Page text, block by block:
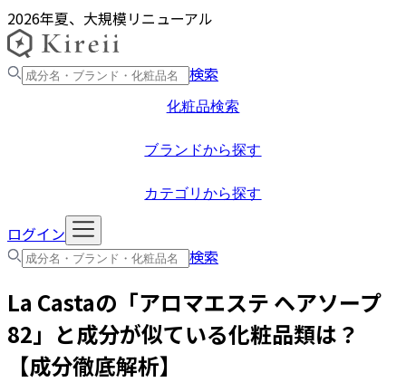
2026年夏、大規模リニューアル
検索
化粧品検索
ブランドから探す
カテゴリから探す
ログイン
検索
La Castaの「アロマエステ ヘアソープ
82 」と成分が似ている化粧品類は？
【成分徹底解析】